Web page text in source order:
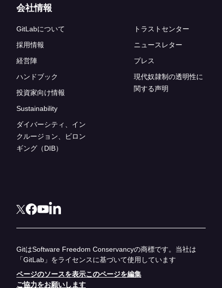
会社情報
GitLabについて
採用情報
経営陣
ハンドブック
投資家向け情報
Sustainability
ダイバーシティ、イン
クルージョン、ビロン
ギング（DIB）
トラストセンター
ニュースレター
プレス
現代奴隷制の透明性に
関する声明
GitはSoftware Freedom Conservancyの商標です。当社は
「GitLab」をライセンスに基づいて使用しています
ページのソースを表示このページを編集
ご協力をお願いします